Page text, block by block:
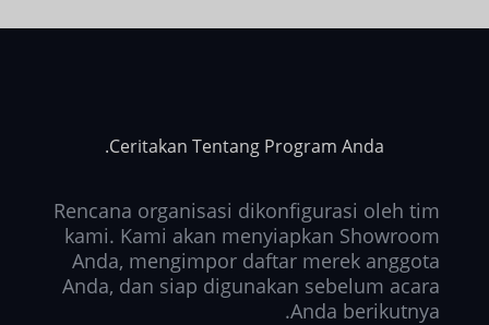
Ceritakan Tentang Program Anda.
Rencana organisasi dikonfigurasi oleh tim
kami. Kami akan menyiapkan Showroom
Anda, mengimpor daftar merek anggota
Anda, dan siap digunakan sebelum acara
Anda berikutnya.